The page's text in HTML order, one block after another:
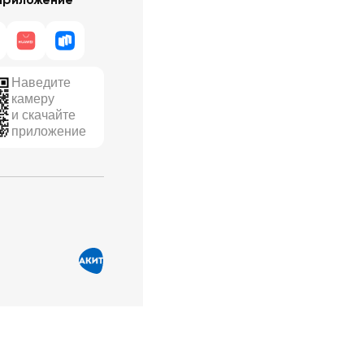
Наведите
камеру
и скачайте
приложение